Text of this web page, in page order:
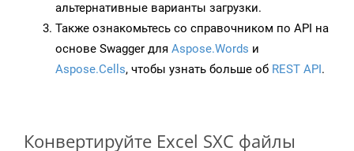
альтернативные варианты загрузки.
Также ознакомьтесь со справочником по API на
основе Swagger для Aspose.Words и
Aspose.Cells, чтобы узнать больше об REST API.
Конвертируйте Excel SXC файлы